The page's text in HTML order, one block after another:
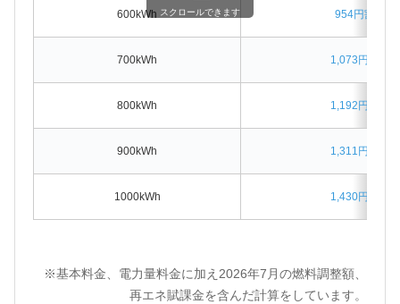
600kWh 954円割高
700kWh 1,073円割高
800kWh 1,192円割高
900kWh 1,311円割高
1000kWh 1,430円割高
スクロールできます
※基本料金、電力量料金に加え2026年7月の燃料調整額、
再エネ賦課金を含んだ計算をしています。